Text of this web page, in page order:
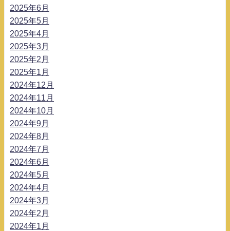
2025年6月
2025年5月
2025年4月
2025年3月
2025年2月
2025年1月
2024年12月
2024年11月
2024年10月
2024年9月
2024年8月
2024年7月
2024年6月
2024年5月
2024年4月
2024年3月
2024年2月
2024年1月